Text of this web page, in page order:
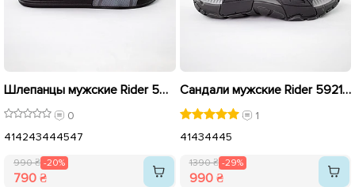
Шлепанцы мужские Rider 592276 Серые распродажа
0
414243444547
990 ₴ -20%
790 ₴
Сандали мужские Rider 592178 Черные распродажа
1
41434445
1390 ₴ -29%
990 ₴